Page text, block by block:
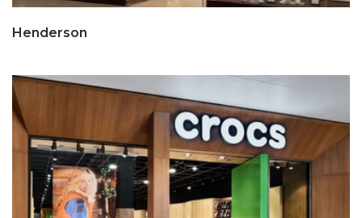
Henderson